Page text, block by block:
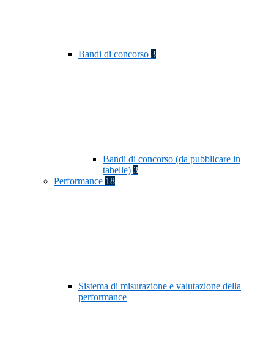
Bandi di concorso 3
Bandi di concorso (da pubblicare in
tabelle) 3
Performance 18
Sistema di misurazione e valutazione della
performance